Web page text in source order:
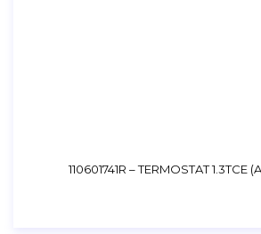
110601741R – TERMOSTAT 1.3TCE